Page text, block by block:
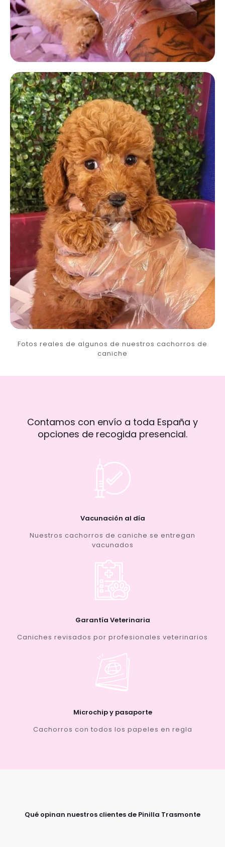
Fotos reales de algunos de nuestros cachorros de
caniche
Contamos con envío a toda España y
opciones de recogida presencial.
Vacunación al día
Nuestros cachorros de caniche se entregan
vacunados
Garantía Veterinaria
Caniches revisados por profesionales veterinarios
Microchip y pasaporte
Cachorros con todos los papeles en regla
Qué opinan nuestros clientes de Pinilla Trasmonte